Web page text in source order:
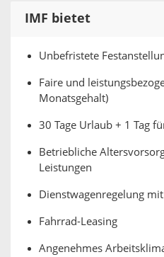
IMF bietet
Unbefristete
Faire und
Monatsgehalt)
30 Tage Urlaub + 1 Tag
Betriebliche
Leistungen
Dienstwagenregelung
Fahrrad-Leasing
Angenehmes